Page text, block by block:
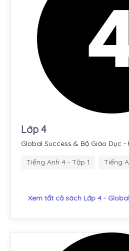
Lớp 4
Global Success & Bộ Giáo Dục
Tiếng Anh 4 - Tập 1 Tiếng
Xem tất cả sách Lớp 4 -